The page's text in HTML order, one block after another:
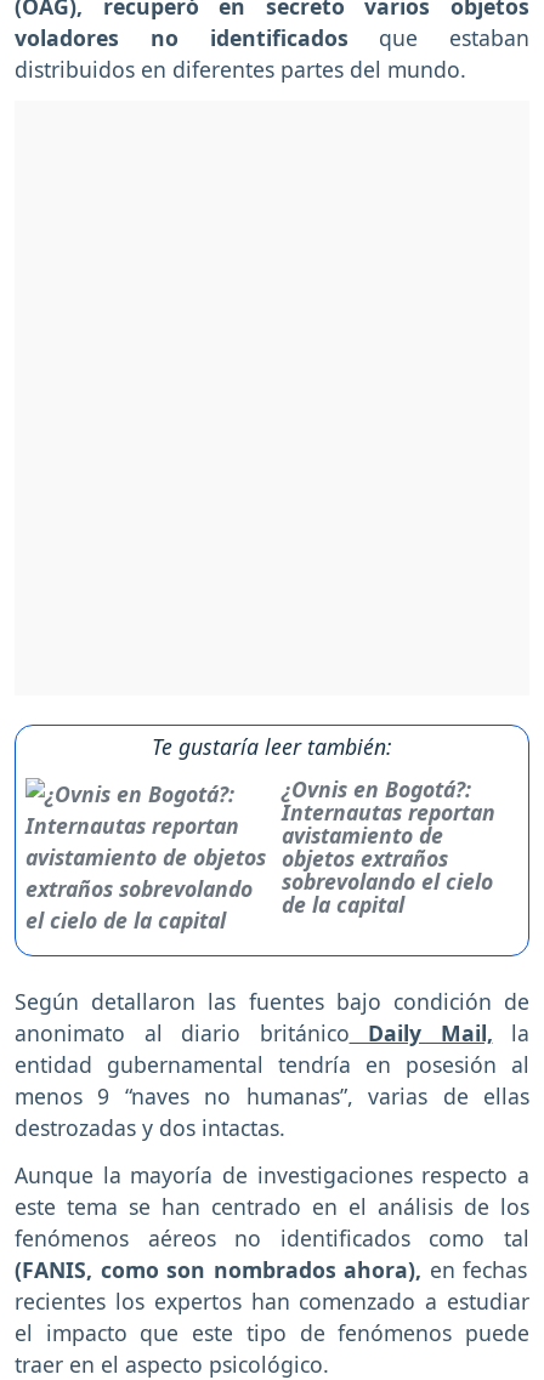
(OAG), recuperó en secreto varios objetos
voladores no identificados que estaban
distribuidos en diferentes partes del mundo.
Te gustaría leer también:
¿Ovnis en Bogotá?:
Internautas reportan
avistamiento de
objetos extraños
sobrevolando el cielo
de la capital
Según detallaron las fuentes bajo condición de
anonimato al diario británico Daily Mail, la
entidad gubernamental tendría en posesión al
menos 9 “naves no humanas”, varias de ellas
destrozadas y dos intactas.
Aunque la mayoría de investigaciones respecto a
este tema se han centrado en el análisis de los
fenómenos aéreos no identificados como tal
(FANIS, como son nombrados ahora), en fechas
recientes los expertos han comenzado a estudiar
el impacto que este tipo de fenómenos puede
traer en el aspecto psicológico.